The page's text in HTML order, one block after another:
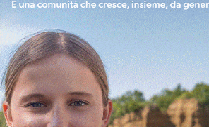
Articoli correlati
[rp4wp limit=4]
TAGS figline associazioni